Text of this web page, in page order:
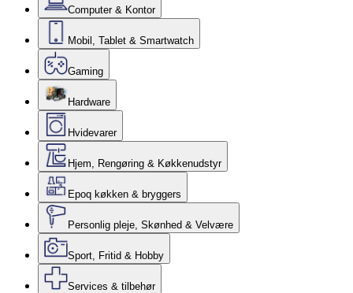
Computer & Kontor
Mobil, Tablet & Smartwatch
Gaming
Hardware
Hvidevarer
Hjem, Rengøring & Køkkenudstyr
Epoq køkken & bryggers
Personlig pleje, Skønhed & Velvære
Sport, Fritid & Hobby
Services & tilbehør